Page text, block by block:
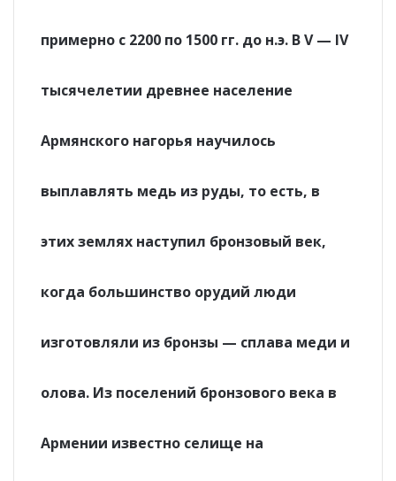
примерно с 2200 по 1500 гг. до н.э. В V — IV
тысячелетии древнее население
Армянского нагорья научилось
выплавлять медь из руды, то есть, в
этих землях наступил бронзовый век,
когда большинство орудий люди
изготовляли из бронзы — сплава меди и
олова. Из поселений бронзового века в
Армении известно селище на